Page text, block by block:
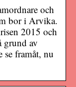
och
bor i Arvika.
2015 och
grund av
se framåt, nu